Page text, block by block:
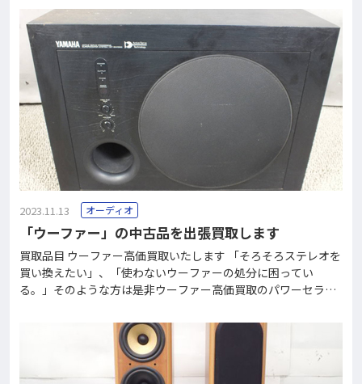
器がありましたら是非お売り下さい！買取りできない品物も格
安で回収させて頂きます。 フリーダイヤル0120-37-2060で、
買取価格がすぐにわかります。 ナカミチ Nakamichiとは ナカ
ミチ(Nakamichi)は1948年に創業されたオーディオ機器メーカ
ーで、ファンも多いメーカーでした。 コンパクトカセット式テ
ープレコーダーの企画開発には特に早くから取り組んでいて、1
970年代から1980年代にかけて700（1973年発売）、1000（19
73年発売）、1000ZXL（1980年発売）、DRAG
2023.11.13 オーディオ
「ウーファー」の中古品を出張買取します
買取品目 ウーファー高価買取いたします 「そろそろステレオを
買い換えたい」、「使わないウーファーの処分に困ってい
る。」そのような方は是非ウーファー高価買取のパワーセラー
トラックで巡回していますので、ご連絡後すぐの対応が可能で
ております。回収のみでも対応しており、格安で承っていま
す。 フリーダイヤル0120-37-2060で、買取価格がすぐにわか